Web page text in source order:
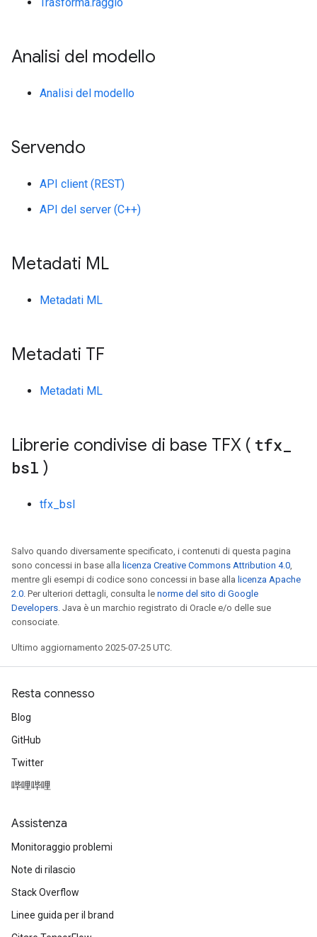
Analisi del modello
Analisi del modello
Servendo
API client (REST)
API del server (C++)
Metadati ML
Metadati ML
Metadati TF
Metadati ML
Librerie condivise di base TFX ( tfx
bsl )
tfx_bsl
Salvo quando diversamente specificato, i contenuti di questa pagina
sono concessi in base alla licenza Creative Commons Attribution 4.0,
mentre gli esempi di codice sono concessi in base alla licenza Apache
2.0. Per ulteriori dettagli, consulta le norme del sito di Google
Developers. Java è un marchio registrato di Oracle e/o delle sue
consociate.
Ultimo aggiornamento 2025-07-25 UTC.
Resta connesso
Blog
GitHub
Twitter
哔哩哔哩
Assistenza
Monitoraggio problemi
Note di rilascio
Stack Overflow
Linee guida per il brand